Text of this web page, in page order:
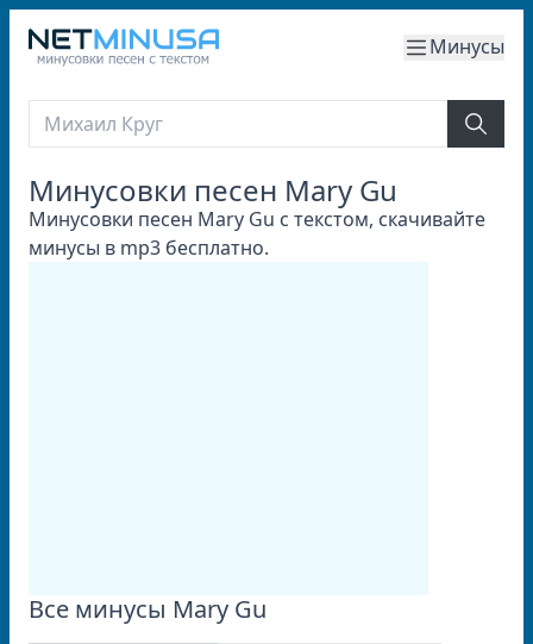
Минусы
Минусовки песен Mary Gu
Минусовки песен Mary Gu с текстом, скачивайте
минусы в mp3 бесплатно.
Все минусы Mary Gu